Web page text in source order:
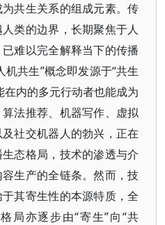
共生关系的组成元素。传
类的边界，长期聚焦于人
难以完全解释当下的传播
共生”概念即发源于“共生
在内的多元行动者也能成为
法推荐、机器写作、虚拟
社交机器人的勃兴，正在
态格局，技术的渗透与介
生产的全链条。然而，技
其寄生性的本源特质，全
局亦逐步由“寄生”向“共